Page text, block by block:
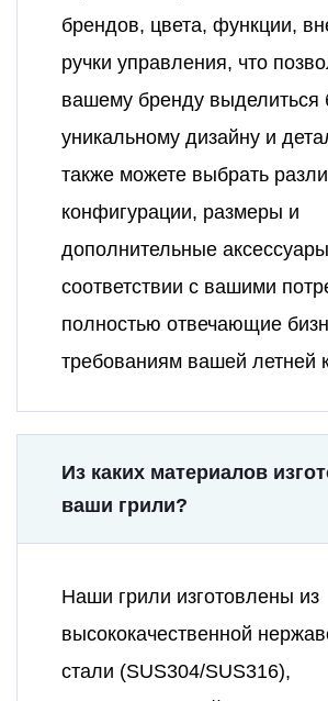
брендов, цвета, функции,
ручки управления, что
вашему бренду выделиться
уникальному дизайну и
также можете выбрать
конфигурации, размеры и
дополнительные
соответствии с вашими
полностью отвечающие
требованиям вашей летней
Из каких материалов
ваши грили?
Наши грили изготовлены из
высококачественной
стали (SUS304/SUS316),